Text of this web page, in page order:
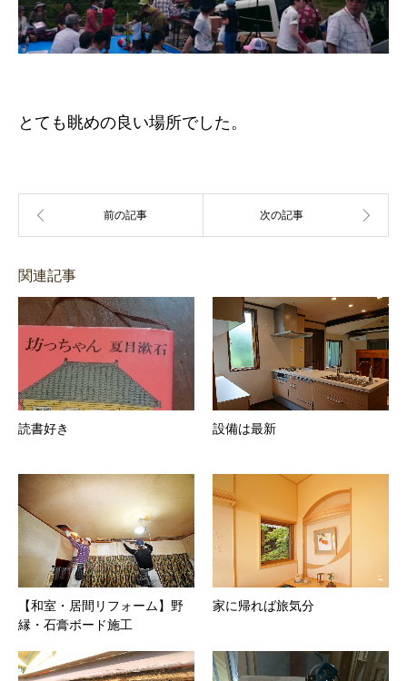
とても眺めの良い場所でした。
関連記事
読書好き 設備は最新
【和室・居間リフォーム】野
縁・石膏ボード施工
家に帰れば旅気分